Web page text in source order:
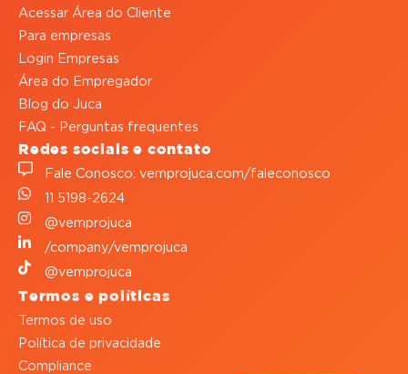
Acessar Área do Cliente
Para empresas
Login Empresas
Área do Empregador
Blog do Juca
FAQ - Perguntas frequentes
Redes sociais e contato
Fale Conosco: vemprojuca.com/faleconosco
11 5198-2624
@vemprojuca
/company/vemprojuca
@vemprojuca
Termos e políticas
Termos de uso
Política de privacidade
Compliance